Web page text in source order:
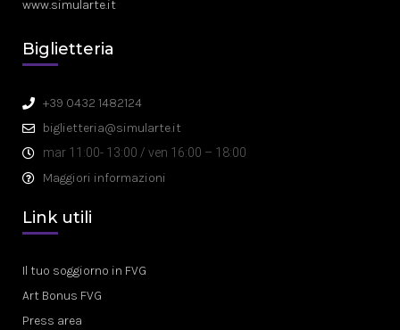
www.simularte.it
Biglietteria
+39 0432 1482124
biglietteria@simularte.it
mar 11:00- 13:00 / ven 16:00 – 18:00
Maggiori informazioni
Link utili
Il tuo soggiorno in FVG
Art Bonus FVG
Press area